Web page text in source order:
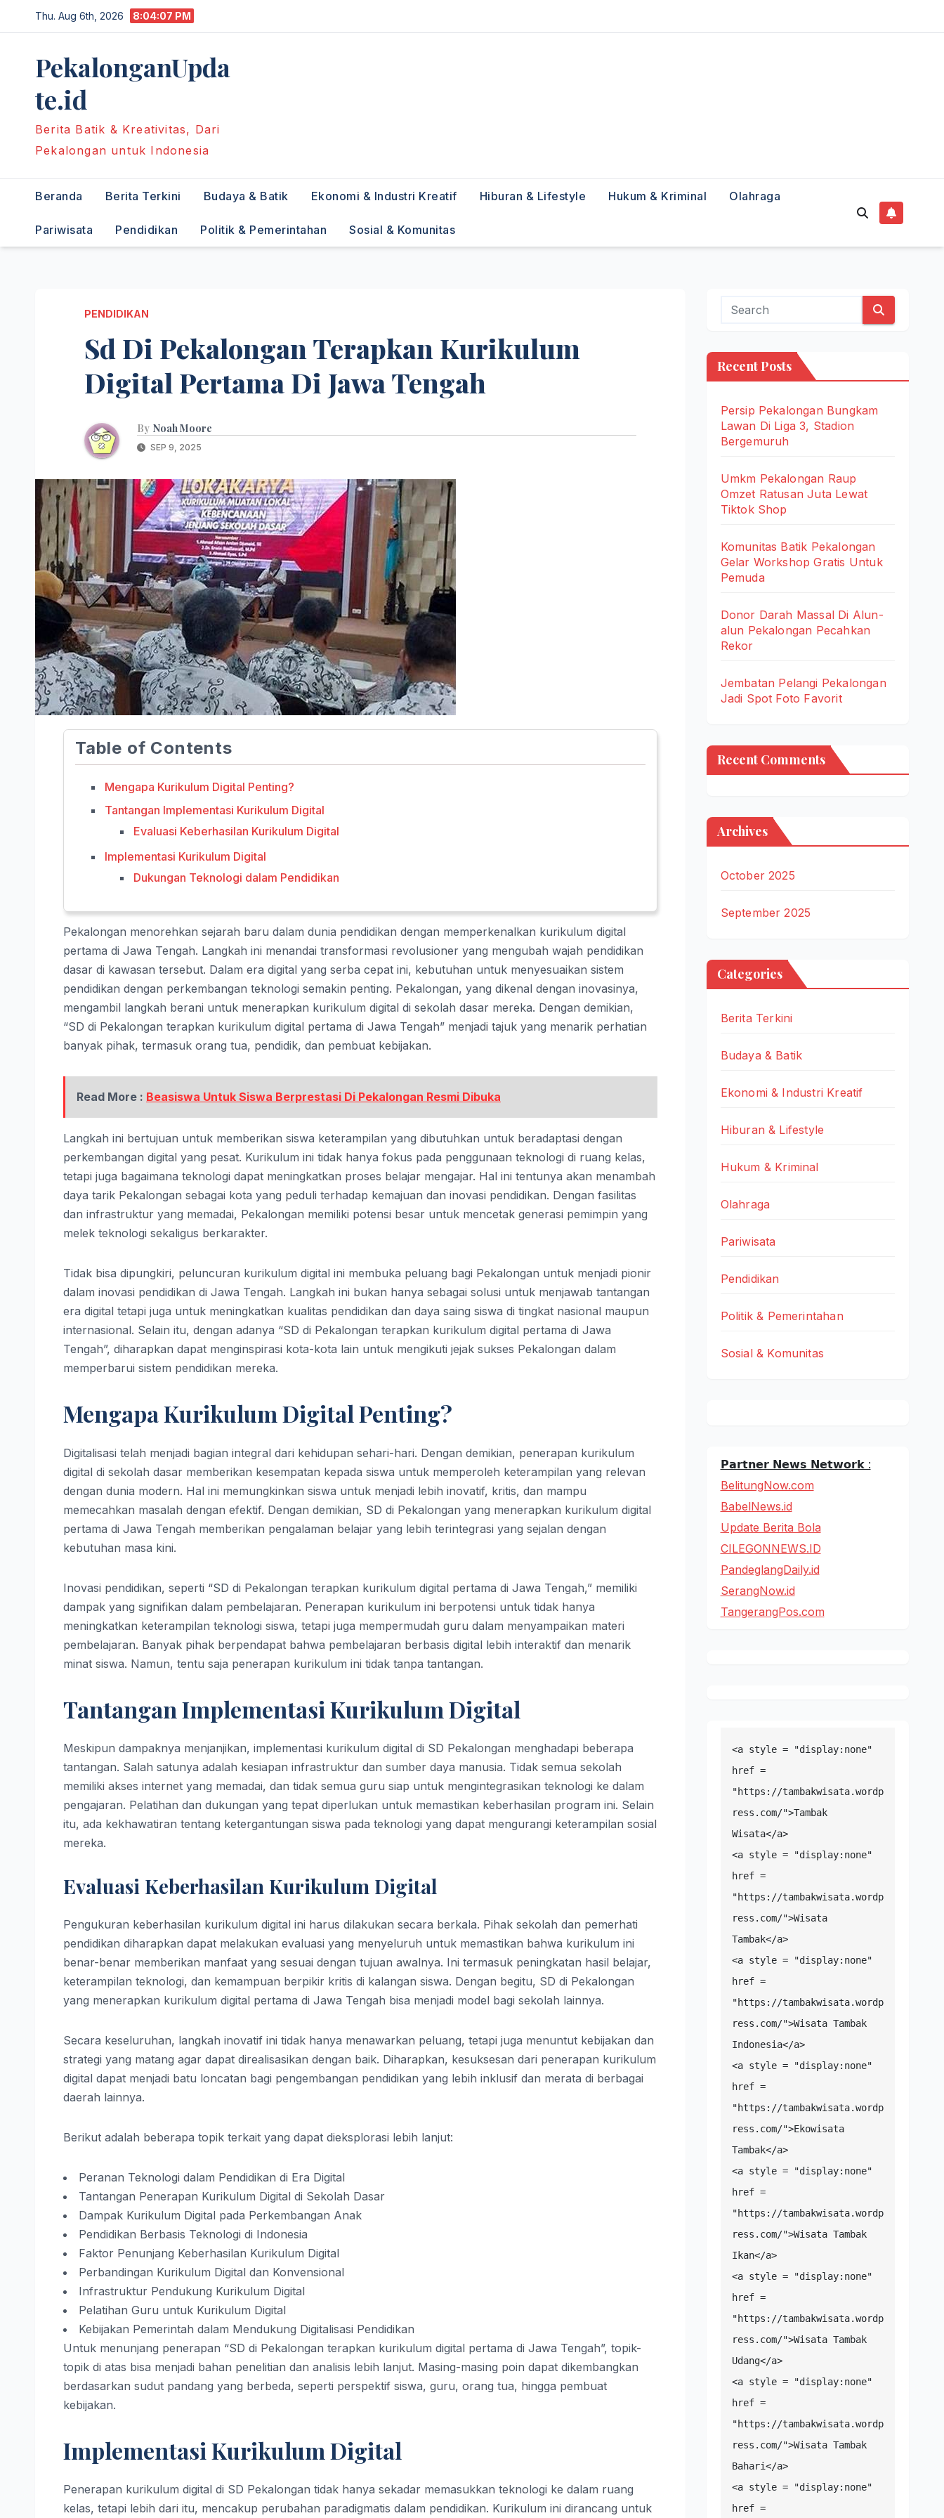
to
Thu. Aug 6th, 2026 8:04:08 PM
PekalonganUpda
te.id
Berita Batik & Kreativitas, Dari
Pekalongan untuk Indonesia
Beranda Berita Terkini Budaya & Batik Ekonomi & Industri Kreatif Hiburan & Lifestyle Hukum & Kriminal Olahraga
Pariwisata Pendidikan Politik & Pemerintahan Sosial & Komunitas
PENDIDIKAN
Sd Di Pekalongan Terapkan Kurikulum
Digital Pertama Di Jawa Tengah
By Noah Moore
SEP 9, 2025
Table of Contents
Mengapa Kurikulum Digital Penting?
Tantangan Implementasi Kurikulum Digital
Evaluasi Keberhasilan Kurikulum Digital
Implementasi Kurikulum Digital
Dukungan Teknologi dalam Pendidikan
Pekalongan menorehkan sejarah baru dalam dunia pendidikan dengan memperkenalkan kurikulum digital
pertama di Jawa Tengah. Langkah ini menandai transformasi revolusioner yang mengubah wajah pendidikan
dasar di kawasan tersebut. Dalam era digital yang serba cepat ini, kebutuhan untuk menyesuaikan sistem
pendidikan dengan perkembangan teknologi semakin penting. Pekalongan, yang dikenal dengan inovasinya,
mengambil langkah berani untuk menerapkan kurikulum digital di sekolah dasar mereka. Dengan demikian,
“SD di Pekalongan terapkan kurikulum digital pertama di Jawa Tengah” menjadi tajuk yang menarik perhatian
banyak pihak, termasuk orang tua, pendidik, dan pembuat kebijakan.
Read More : Beasiswa Untuk Siswa Berprestasi Di Pekalongan Resmi Dibuka
Langkah ini bertujuan untuk memberikan siswa keterampilan yang dibutuhkan untuk beradaptasi dengan
perkembangan digital yang pesat. Kurikulum ini tidak hanya fokus pada penggunaan teknologi di ruang kelas,
tetapi juga bagaimana teknologi dapat meningkatkan proses belajar mengajar. Hal ini tentunya akan menambah
daya tarik Pekalongan sebagai kota yang peduli terhadap kemajuan dan inovasi pendidikan. Dengan fasilitas
dan infrastruktur yang memadai, Pekalongan memiliki potensi besar untuk mencetak generasi pemimpin yang
melek teknologi sekaligus berkarakter.
Tidak bisa dipungkiri, peluncuran kurikulum digital ini membuka peluang bagi Pekalongan untuk menjadi pionir
dalam inovasi pendidikan di Jawa Tengah. Langkah ini bukan hanya sebagai solusi untuk menjawab tantangan
era digital tetapi juga untuk meningkatkan kualitas pendidikan dan daya saing siswa di tingkat nasional maupun
internasional. Selain itu, dengan adanya “SD di Pekalongan terapkan kurikulum digital pertama di Jawa
Tengah”, diharapkan dapat menginspirasi kota-kota lain untuk mengikuti jejak sukses Pekalongan dalam
memperbarui sistem pendidikan mereka.
Mengapa Kurikulum Digital Penting?
Digitalisasi telah menjadi bagian integral dari kehidupan sehari-hari. Dengan demikian, penerapan kurikulum
digital di sekolah dasar memberikan kesempatan kepada siswa untuk memperoleh keterampilan yang relevan
dengan dunia modern. Hal ini memungkinkan siswa untuk menjadi lebih inovatif, kritis, dan mampu
memecahkan masalah dengan efektif. Dengan demikian, SD di Pekalongan yang menerapkan kurikulum digital
pertama di Jawa Tengah memberikan pengalaman belajar yang lebih terintegrasi yang sejalan dengan
kebutuhan masa kini.
Inovasi pendidikan, seperti “SD di Pekalongan terapkan kurikulum digital pertama di Jawa Tengah,” memiliki
dampak yang signifikan dalam pembelajaran. Penerapan kurikulum ini berpotensi untuk tidak hanya
meningkatkan keterampilan teknologi siswa, tetapi juga mempermudah guru dalam menyampaikan materi
pembelajaran. Banyak pihak berpendapat bahwa pembelajaran berbasis digital lebih interaktif dan menarik
minat siswa. Namun, tentu saja penerapan kurikulum ini tidak tanpa tantangan.
Tantangan Implementasi Kurikulum Digital
Meskipun dampaknya menjanjikan, implementasi kurikulum digital di SD Pekalongan menghadapi beberapa
tantangan. Salah satunya adalah kesiapan infrastruktur dan sumber daya manusia. Tidak semua sekolah
memiliki akses internet yang memadai, dan tidak semua guru siap untuk mengintegrasikan teknologi ke dalam
pengajaran. Pelatihan dan dukungan yang tepat diperlukan untuk memastikan keberhasilan program ini. Selain
itu, ada kekhawatiran tentang ketergantungan siswa pada teknologi yang dapat mengurangi keterampilan sosial
mereka.
Evaluasi Keberhasilan Kurikulum Digital
Pengukuran keberhasilan kurikulum digital ini harus dilakukan secara berkala. Pihak sekolah dan pemerhati
pendidikan diharapkan dapat melakukan evaluasi yang menyeluruh untuk memastikan bahwa kurikulum ini
benar-benar memberikan manfaat yang sesuai dengan tujuan awalnya. Ini termasuk peningkatan hasil belajar,
keterampilan teknologi, dan kemampuan berpikir kritis di kalangan siswa. Dengan begitu, SD di Pekalongan
yang menerapkan kurikulum digital pertama di Jawa Tengah bisa menjadi model bagi sekolah lainnya.
Secara keseluruhan, langkah inovatif ini tidak hanya menawarkan peluang, tetapi juga menuntut kebijakan dan
strategi yang matang agar dapat direalisasikan dengan baik. Diharapkan, kesuksesan dari penerapan kurikulum
digital dapat menjadi batu loncatan bagi pengembangan pendidikan yang lebih inklusif dan merata di berbagai
daerah lainnya.
Berikut adalah beberapa topik terkait yang dapat dieksplorasi lebih lanjut:
Peranan Teknologi dalam Pendidikan di Era Digital
Tantangan Penerapan Kurikulum Digital di Sekolah Dasar
Dampak Kurikulum Digital pada Perkembangan Anak
Pendidikan Berbasis Teknologi di Indonesia
Faktor Penunjang Keberhasilan Kurikulum Digital
Perbandingan Kurikulum Digital dan Konvensional
Infrastruktur Pendukung Kurikulum Digital
Pelatihan Guru untuk Kurikulum Digital
Kebijakan Pemerintah dalam Mendukung Digitalisasi Pendidikan
Untuk menunjang penerapan “SD di Pekalongan terapkan kurikulum digital pertama di Jawa Tengah”, topik-
topik di atas bisa menjadi bahan penelitian dan analisis lebih lanjut. Masing-masing poin dapat dikembangkan
berdasarkan sudut pandang yang berbeda, seperti perspektif siswa, guru, orang tua, hingga pembuat
kebijakan.
Implementasi Kurikulum Digital
Penerapan kurikulum digital di SD Pekalongan tidak hanya sekadar memasukkan teknologi ke dalam ruang
kelas, tetapi lebih dari itu, mencakup perubahan paradigmatis dalam pendidikan. Kurikulum ini dirancang untuk
Recent Posts
Persip Pekalongan Bungkam
Lawan Di Liga 3, Stadion
Bergemuruh
Umkm Pekalongan Raup
Omzet Ratusan Juta Lewat
Tiktok Shop
Komunitas Batik Pekalongan
Gelar Workshop Gratis Untuk
Pemuda
Donor Darah Massal Di Alun-
alun Pekalongan Pecahkan
Rekor
Jembatan Pelangi Pekalongan
Jadi Spot Foto Favorit
Recent Comments
Archives
October 2025
September 2025
Categories
Berita Terkini
Budaya & Batik
Ekonomi & Industri Kreatif
Hiburan & Lifestyle
Hukum & Kriminal
Olahraga
Pariwisata
Pendidikan
Politik & Pemerintahan
Sosial & Komunitas
𝗣𝗮𝗿𝘁𝗻𝗲𝗿 𝗡𝗲𝘄𝘀 𝗡𝗲𝘁𝘄𝗼𝗿𝗸 :
BelitungNow.com
BabelNews.id
Update Berita Bola
CILEGONNEWS.ID
PandeglangDaily.id
SerangNow.id
TangerangPos.com
<a style = "display:none"
href =
"https://tambakwisata.wordp
ress.com/">Tambak
Wisata</a>
<a style = "display:none"
href =
"https://tambakwisata.wordp
ress.com/">Wisata
Tambak</a>
<a style = "display:none"
href =
"https://tambakwisata.wordp
ress.com/">Wisata Tambak
Indonesia</a>
<a style = "display:none"
href =
"https://tambakwisata.wordp
ress.com/">Ekowisata
Tambak</a>
<a style = "display:none"
href =
"https://tambakwisata.wordp
ress.com/">Wisata Tambak
Ikan</a>
<a style = "display:none"
href =
"https://tambakwisata.wordp
ress.com/">Wisata Tambak
Udang</a>
<a style = "display:none"
href =
"https://tambakwisata.wordp
ress.com/">Wisata Tambak
Bahari</a>
<a style = "display:none"
href =